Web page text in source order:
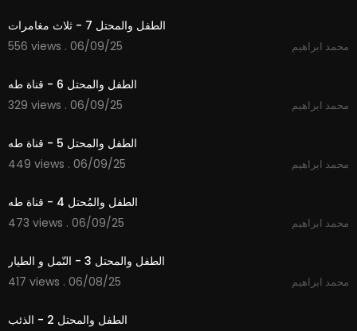
الطفل والمحتل 7 - ثلاث مغامرات
556 views . 06/09/25
محمد ابراهيم
الطفل والمحتل 6 - قناة طه
329 views . 06/09/25
محمد ابراهيم
الطفل والمحتل 5 - قناة طه
449 views . 06/09/25
محمد ابراهيم
الطفل والمُحتل 4 - قناة طه
473 views . 06/09/25
محمد ابراهيم
الطفل والمحتل 3 - النّمل و الطيار
417 views . 06/08/25
محمد ابراهيم
الطفل والمحتل 2 - الذئب